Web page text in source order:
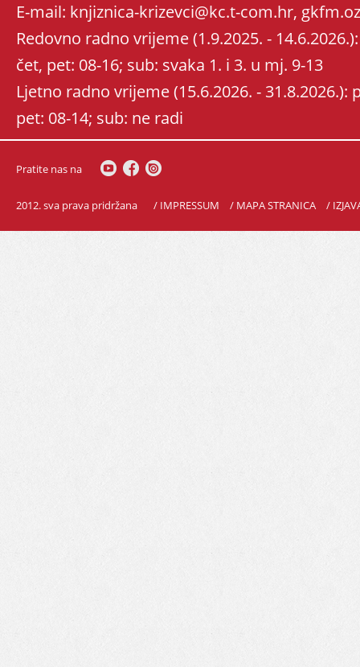
E-mail: knjiznica-krizevci@kc.t-com.hr,
Redovno radno vrijeme (1.9.2025. -
čet, pet: 08-16; sub: svaka 1. i 3. u mj. 9-13
Ljetno radno vrijeme (15.6.2026. - 31.8.2026.):
pet: 08-14; sub: ne radi
Pratite nas na
2012. sva prava pridržana / IMPRESSUM / MAPA STRANICA /